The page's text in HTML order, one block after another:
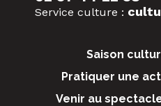
Service culture :
Saison
Pratiquer une
Venir au